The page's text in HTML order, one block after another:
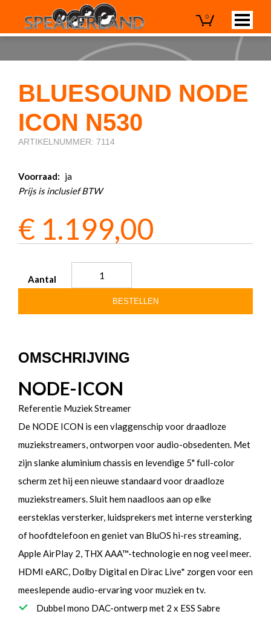
0
BLUESOUND NODE
ICON N530
ARTIKELNUMMER: 7114
Voorraad: ja
Prijs is inclusief BTW
€ 1.199,00
Aantal
BESTELLEN
OMSCHRIJVING
NODE-ICON
Referentie Muziek Streamer
De NODE ICON is een vlaggenschip voor draadloze
muziekstreamers, ontworpen voor audio-obsedenten. Met
zijn slanke aluminium chassis en levendige 5" full-color
scherm zet hij een nieuwe standaard voor draadloze
muziekstreamers. Sluit hem naadloos aan op elke
eersteklas versterker, luidsprekers met interne versterking
of hoofdtelefoon en geniet van BluOS hi-res streaming,
Apple AirPlay 2, THX AAA™-technologie en nog veel meer.
HDMI eARC, Dolby Digital en Dirac Live* zorgen voor een
meeslepende audio-ervaring voor muziek en tv.
Dubbel mono DAC-ontwerp met 2 x ESS Sabre